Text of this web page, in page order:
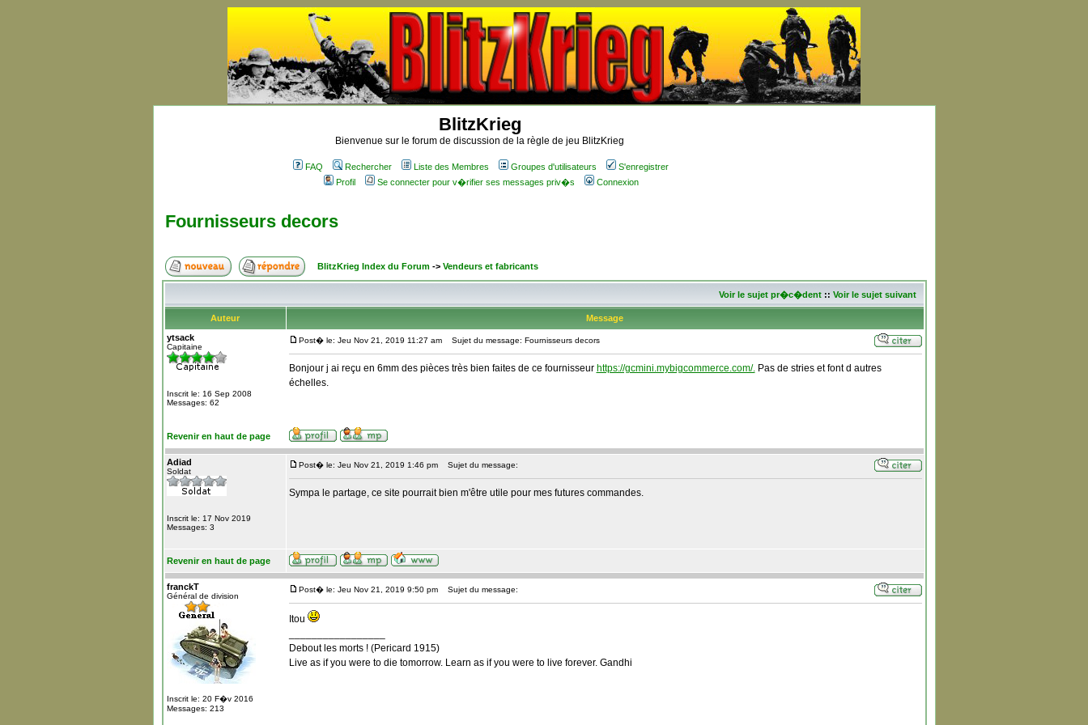
BlitzKrieg
Bienvenue sur le forum de discussion de la règle de jeu BlitzKrieg
FAQ Rechercher Liste des Membres Groupes d'utilisateurs
S'enregistrer
Profil
Se connecter pour v�rifier ses messages priv�s Connexion
Fournisseurs decors
BlitzKrieg Index du Forum-> Vendeurs et fabricants
Voir le sujet pr�c�dent:: Voir le sujet suivant
Auteur
Message
ytsack
Capitaine
Inscrit le: 16 Sep 2008
Messages: 62
Post� le: Jeu Nov 21, 2019 11:27 am Sujet du message: Fournisseurs decors
Bonjour j ai reçu en 6mm des pièces très bien faites de ce fournisseur https://gcmini.mybigcommerce.com/.Pas de stries et font d autres
échelles.
Revenir en haut de page
Adiad
Soldat
Inscrit le: 17 Nov 2019
Messages: 3
Post� le: Jeu Nov 21, 2019 1:46 pm Sujet du message:
Sympa le partage, ce site pourrait bien m'être utile pour mes futures commandes.
Revenir en haut de page
franckT
Général de division
Inscrit le: 20 F�v 2016
Messages: 213
Post� le: Jeu Nov 21, 2019 9:50 pm Sujet du message:
Itou
Debout les morts ! (Pericard 1915)
Live as if you were to die tomorrow. Learn as if you were to live forever. Gandhi